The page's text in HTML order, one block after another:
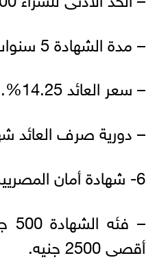
– مدة الشهادة 5 سنوات.
– سعر العائد 14.25%.
– دورية صرف العائد
6- شهادة أمان المصريين:
أقصى 2500 جنيه.